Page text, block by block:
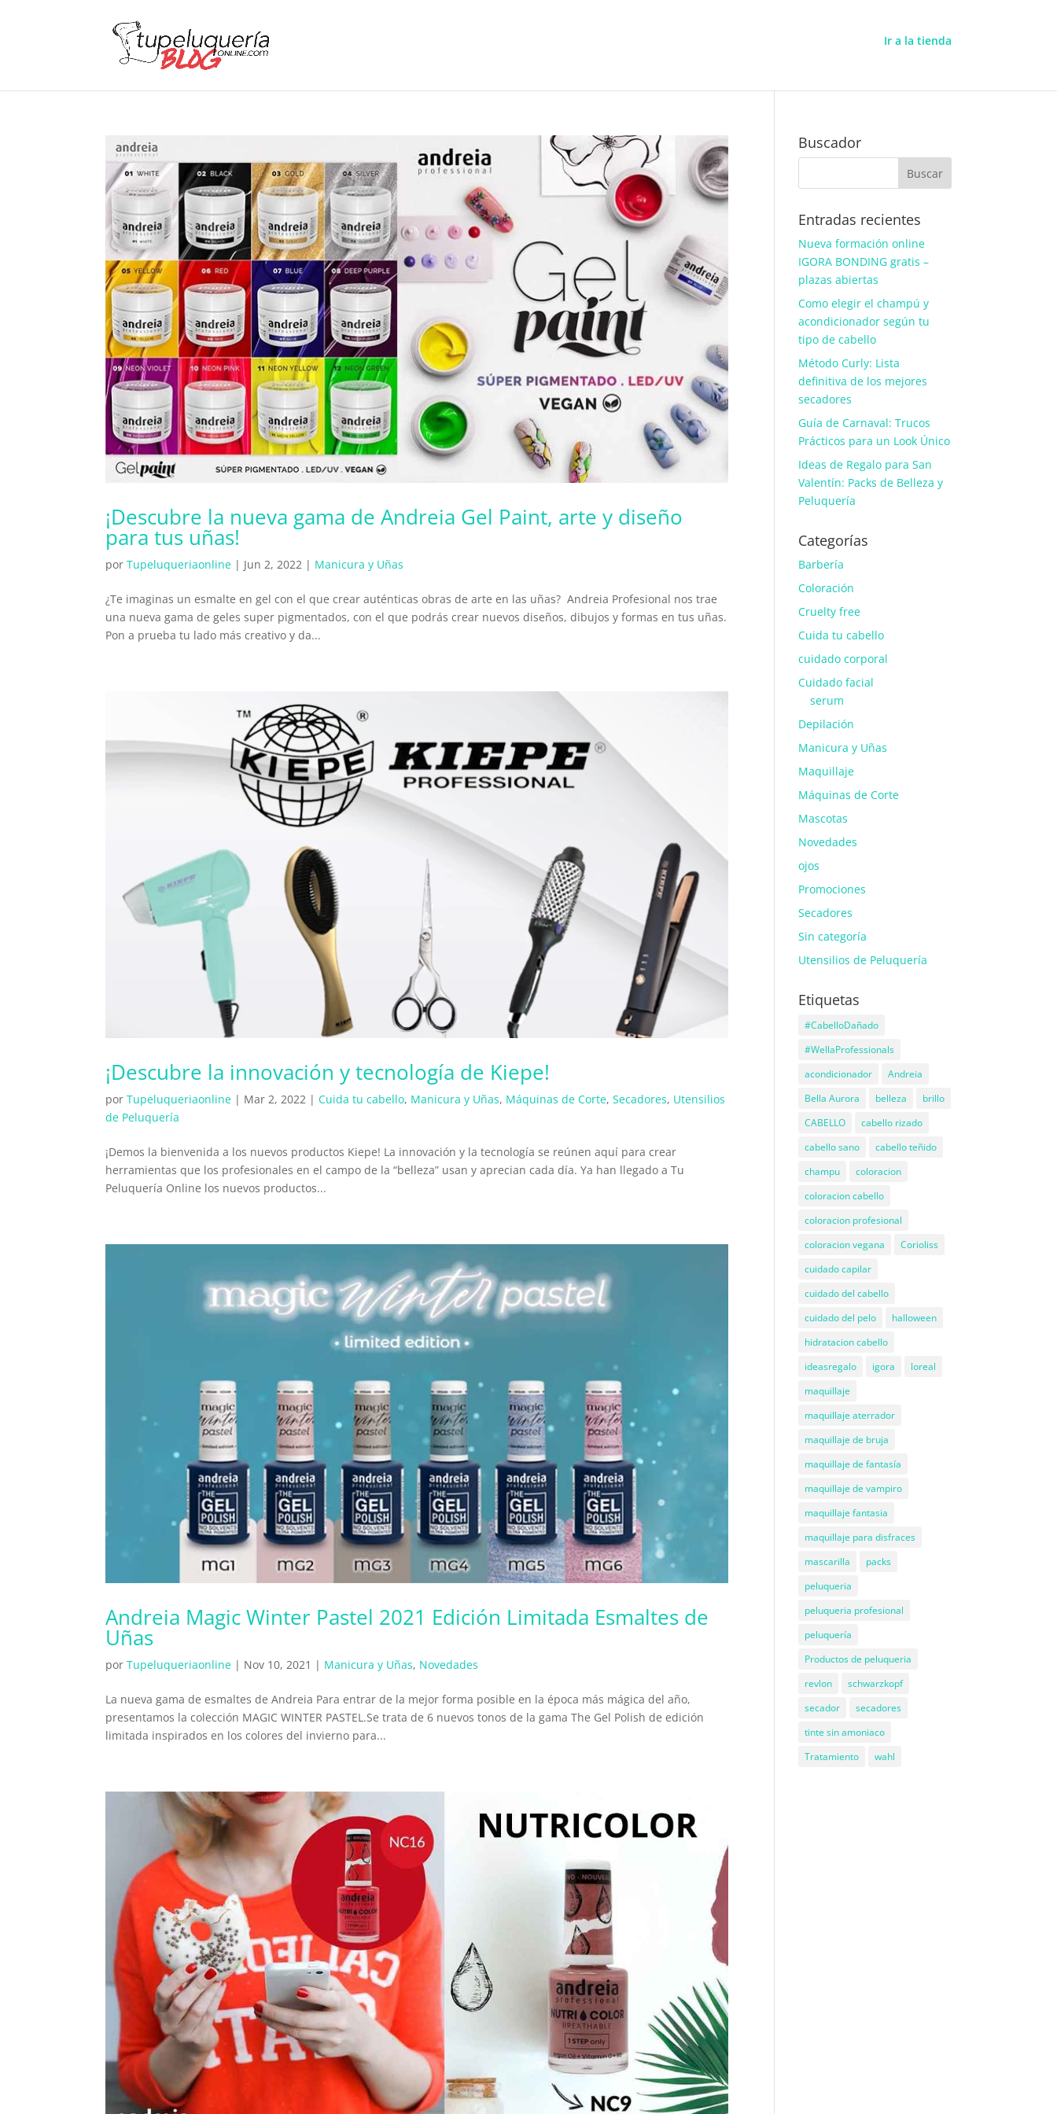
Ir a la tienda
¡Descubre la nueva gama de Andreia Gel Paint, arte y diseño
para tus uñas!
porTupeluqueriaonline | Jun 2, 2022 | Manicura y Uñas
¿Te imaginas un esmalte en gel con el que crear auténticas obras de arte en las uñas? Andreia Profesional nos trae
una nueva gama de geles super pigmentados, con el que podrás crear nuevos diseños, dibujos y formas en tus uñas.
Pon a prueba tu lado más creativo y da...
¡Descubre la innovación y tecnología de Kiepe!
porTupeluqueriaonline | Mar 2, 2022 |Cuida tu cabello, Manicura y Uñas, Máquinas de Corte,Secadores, Utensilios
de Peluquería
¡Demos la bienvenida a los nuevos productos Kiepe! La innovación y la tecnología se reúnen aquí para crear
herramientas que los profesionales en el campo de la “belleza” usan y aprecian cada día. Ya han llegado a Tu
Peluquería Online los nuevos productos...
Andreia Magic Winter Pastel 2021 Edición Limitada Esmaltes de
Uñas
porTupeluqueriaonline | Nov 10, 2021 | Manicura y Uñas, Novedades
La nueva gama de esmaltes de Andreia Para entrar de la mejor forma posible en la época más mágica del año,
presentamos la colección MAGIC WINTER PASTEL.Se trata de 6 nuevos tonos de la gama The Gel Polish de edición
limitada inspirados en los colores del invierno para...
Buscador
Entradas recientes
Nueva formación online
IGORA BONDING gratis –
plazas abiertas
Como elegir el champú y
acondicionador según tu
tipo de cabello
Método Curly: Lista
definitiva de los mejores
secadores
Guía de Carnaval: Trucos
Prácticos para un Look Único
Ideas de Regalo para San
Valentín: Packs de Belleza y
Peluquería
Categorías
Barbería
Coloración
Cruelty free
Cuida tu cabello
cuidado corporal
Cuidado facial
serum
Depilación
Manicura y Uñas
Maquillaje
Máquinas de Corte
Mascotas
Novedades
ojos
Promociones
Secadores
Sin categoría
Utensilios de Peluquería
Etiquetas
#CabelloDañado
#WellaProfessionals
acondicionador
Andreia
Bella Aurora
belleza
brillo
CABELLO
cabello rizado
cabello sano
cabello teñido
champu
coloracion
coloracion cabello
coloracion profesional
coloracion vegana
Corioliss
cuidado capilar
cuidado del cabello
cuidado del pelo
halloween
hidratacion cabello
ideasregalo
igora
loreal
maquillaje
maquillaje aterrador
maquillaje de bruja
maquillaje de fantasía
maquillaje de vampiro
maquillaje fantasia
maquillaje para disfraces
mascarilla
packs
peluqueria
peluqueria profesional
peluquería
Productos de peluqueria
revlon
schwarzkopf
secador
secadores
tinte sin amoniaco
Tratamiento
wahl